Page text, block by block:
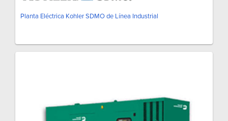
Planta Eléctrica Kohler SDMO de Línea Industrial